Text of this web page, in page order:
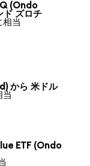
(Ondo
ド ズロチ
相当
から 米ドル
当
ETF (Ondo